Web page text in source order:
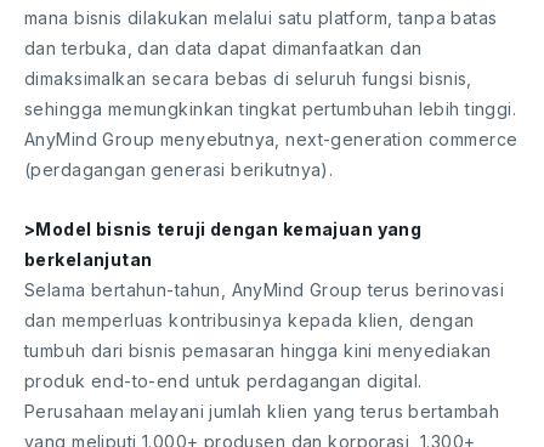
mana bisnis dilakukan melalui satu platform, tanpa batas
dan terbuka, dan data dapat dimanfaatkan dan
dimaksimalkan secara bebas di seluruh fungsi bisnis,
sehingga memungkinkan tingkat pertumbuhan lebih tinggi.
AnyMind Group menyebutnya, next-generation commerce
(perdagangan generasi berikutnya).
>Model bisnis teruji dengan kemajuan yang
berkelanjutan
Selama bertahun-tahun, AnyMind Group terus berinovasi
dan memperluas kontribusinya kepada klien, dengan
tumbuh dari bisnis pemasaran hingga kini menyediakan
produk end-to-end untuk perdagangan digital.
Perusahaan melayani jumlah klien yang terus bertambah
yang meliputi 1.000+ produsen dan korporasi, 1.300+